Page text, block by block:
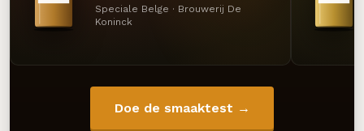
Speciale Belge · Brouwerij De
Koninck
Doe de smaaktest →